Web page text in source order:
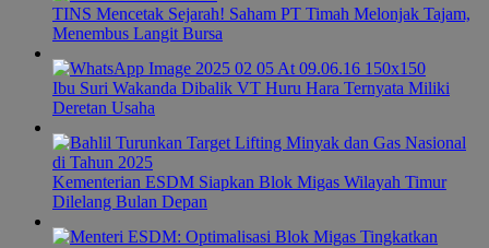
TINS Mencetak Sejarah! Saham PT Timah Melonjak Tajam,
Menembus Langit Bursa
Ibu Suri Wakanda Dibalik VT Huru Hara Ternyata Miliki
Deretan Usaha
Kementerian ESDM Siapkan Blok Migas Wilayah Timur
Dilelang Bulan Depan